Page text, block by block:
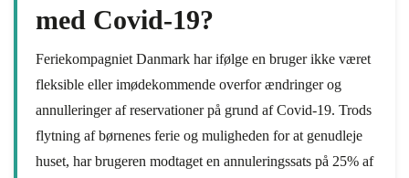
med Covid-19?
Feriekompagniet Danmark har ifølge en bruger ikke været
fleksible eller imødekommende overfor ændringer og
annulleringer af reservationer på grund af Covid-19. Trods
flytning af børnenes ferie og muligheden for at genudleje
huset, har brugeren modtaget en annuleringssats på 25% af